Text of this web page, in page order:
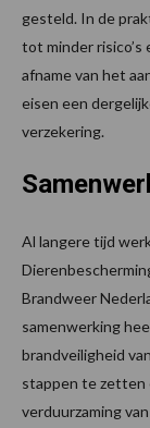
gesteld. In de
tot minder risico’s
afname van het
eisen een
verzekering.
Al langere tijd
Brandweer
samenwerking
brandveiligheid
stappen te zetten
verduurzaming